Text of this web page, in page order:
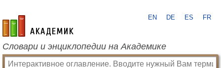
academic.ru
EN DE ES FR
Словари и энциклопедии на Академике